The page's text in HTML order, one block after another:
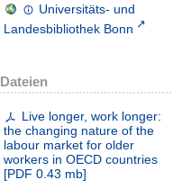
Universitäts- und
Landesbibliothek Bonn
Dateien
Live longer, work longer:
the changing nature of the
labour market for older
workers in OECD countries
[PDF 0.43 mb]